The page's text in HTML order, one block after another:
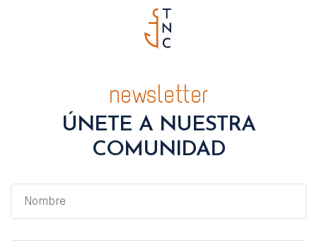
newsletter
ÚNETE A NUESTRA
COMUNIDAD